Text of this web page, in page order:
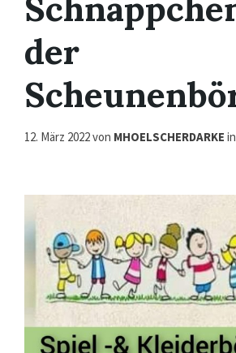
der
12. März 2022von MHOELSCHERDARKE in